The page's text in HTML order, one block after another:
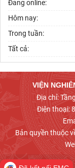
Đang online:
Hôm nay:
Trong tuần:
Tất cả:
VIỆN
Địa chỉ:
Điện thoại:
Bản quyền thuộc